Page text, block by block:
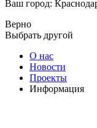
Ваш город:
Верно
Выбрать другой
О нас
Новости
Проекты
Информация